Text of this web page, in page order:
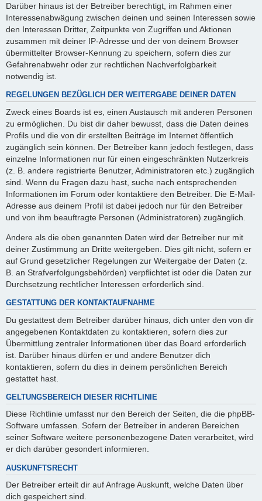
Darüber hinaus ist der Betreiber berechtigt, im Rahmen einer
Interessenabwägung zwischen deinen und seinen Interessen sowie
den Interessen Dritter, Zeitpunkte von Zugriffen und Aktionen
zusammen mit deiner IP-Adresse und der von deinem Browser
übermittelter Browser-Kennung zu speichern, sofern dies zur
Gefahrenabwehr oder zur rechtlichen Nachverfolgbarkeit
notwendig ist.
REGELUNGEN BEZÜGLICH DER WEITERGABE DEINER DATEN
Zweck eines Boards ist es, einen Austausch mit anderen Personen
zu ermöglichen. Du bist dir daher bewusst, dass die Daten deines
Profils und die von dir erstellten Beiträge im Internet öffentlich
zugänglich sein können. Der Betreiber kann jedoch festlegen, dass
einzelne Informationen nur für einen eingeschränkten Nutzerkreis
(z. B. andere registrierte Benutzer, Administratoren etc.) zugänglich
sind. Wenn du Fragen dazu hast, suche nach entsprechenden
Informationen im Forum oder kontaktiere den Betreiber. Die E-Mail-
Adresse aus deinem Profil ist dabei jedoch nur für den Betreiber
und von ihm beauftragte Personen (Administratoren) zugänglich.
Andere als die oben genannten Daten wird der Betreiber nur mit
deiner Zustimmung an Dritte weitergeben. Dies gilt nicht, sofern er
auf Grund gesetzlicher Regelungen zur Weitergabe der Daten (z.
B. an Strafverfolgungsbehörden) verpflichtet ist oder die Daten zur
Durchsetzung rechtlicher Interessen erforderlich sind.
GESTATTUNG DER KONTAKTAUFNAHME
Du gestattest dem Betreiber darüber hinaus, dich unter den von dir
angegebenen Kontaktdaten zu kontaktieren, sofern dies zur
Übermittlung zentraler Informationen über das Board erforderlich
ist. Darüber hinaus dürfen er und andere Benutzer dich
kontaktieren, sofern du dies in deinem persönlichen Bereich
gestattet hast.
GELTUNGSBEREICH DIESER RICHTLINIE
Diese Richtlinie umfasst nur den Bereich der Seiten, die die phpBB-
Software umfassen. Sofern der Betreiber in anderen Bereichen
seiner Software weitere personenbezogene Daten verarbeitet, wird
er dich darüber gesondert informieren.
AUSKUNFTSRECHT
Der Betreiber erteilt dir auf Anfrage Auskunft, welche Daten über
dich gespeichert sind.